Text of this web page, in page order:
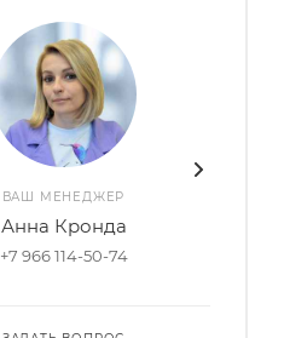
ВАШ МЕНЕДЖЕР
Анна Кронда
+7 966 114-50-74